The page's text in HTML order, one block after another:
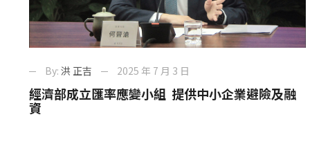
By: 洪 正吉 2025 年 7 月 3 日
經濟部成立匯率應變小組 提供中小企業避險及融
資